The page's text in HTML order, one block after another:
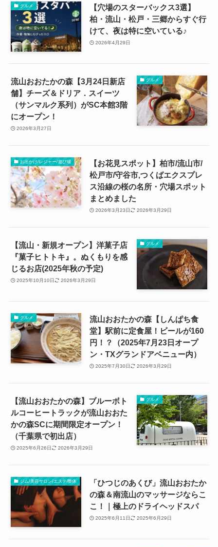
グルメ
【穴場のスターバックス3選】
柏・流山・松戸・三郷からすぐ行
けて、夜は特に空いている♪
2026年4月29日
グルメ
流山おおたかの森【3月24日新店
舗】チーズ＆ドリア．スイーツ
（サンマルク系列）がSC本館3階
にオープン！
2026年3月27日
お出かけ/レジャー/遊び場
【お花見スポット】柏市/流山市/
松戸市/守谷市,つくばエクスプレ
ス沿線の桜の名所・穴場スポット
まとめました
2026年3月23日 2026年3月29日
グルメ
【流山・新規オープン】洋菓子店
『菓子ヒトトキ』。ぬくもりを感
じるお店(2025年秋の予定)
2025年10月10日 2026年3月29日
グルメ
流山おおたかの森【しんぱち食
堂】駅前に定食屋！ビールが160
円！？（2025年7月23日オープ
ン・TXグランドアベニュー内）
2025年7月30日 2026年3月29日
グルメ
【流山おおたかの森】ブルーボト
ルコーヒートラックが流山おおた
かの森SCに期間限定オープン！
（千葉県で初出店）
2025年6月26日 2026年3月29日
ジム/美容サロン/エステ/整体
「ひつじのあくび」流山おおたか
の森＆南流山のマッサージならこ
こ！｜極上のドライヘッドスパ
2025年6月11日 2025年6月29日